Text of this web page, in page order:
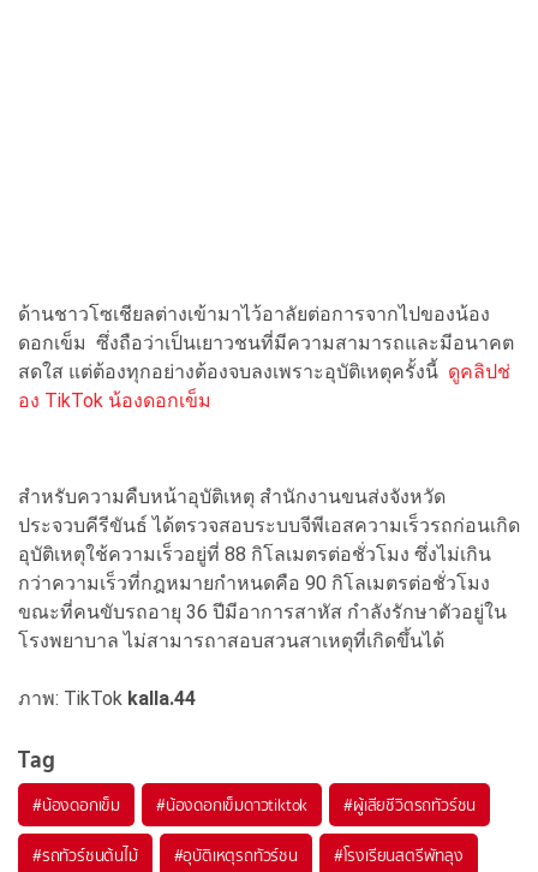
ด้านชาวโซเชียลต่างเข้ามาไว้อาลัยต่อการจากไปของน้อง
ดอกเข็ม ซึ่งถือว่าเป็นเยาวชนที่มีความสามารถและมีอนาคต
สดใส แต่ต้องทุกอย่างต้องจบลงเพราะอุบัติเหตุครั้งนี้ ดูคลิปช่
อง TikTok น้องดอกเข็ม
สำหรับความคืบหน้าอุบัติเหตุ สำนักงานขนส่งจังหวัด
ประจวบคีรีขันธ์ ได้ตรวจสอบระบบจีพีเอสความเร็วรถก่อนเกิด
อุบัติเหตุใช้ความเร็วอยู่ที่ 88 กิโลเมตรต่อชั่วโมง ซึ่งไม่เกิน
กว่าความเร็วที่กฎหมายกำหนดคือ 90 กิโลเมตรต่อชั่วโมง
ขณะที่คนขับรถอายุ 36 ปีมีอาการสาหัส กำลังรักษาตัวอยู่ใน
โรงพยาบาล ไม่สามารถาสอบสวนสาเหตุที่เกิดขึ้นได้
ภาพ: TikTok kalla.44
Tag
#น้องดอกเข็ม #น้องดอกเข็มดาวtiktok #ผู้เสียชีวิตรถทัวร์ชน
#รถทัวร์ชนต้นไม้ #อุบัติเหตุรถทัวร์ชน #โรงเรียนสตรีพัทลุง